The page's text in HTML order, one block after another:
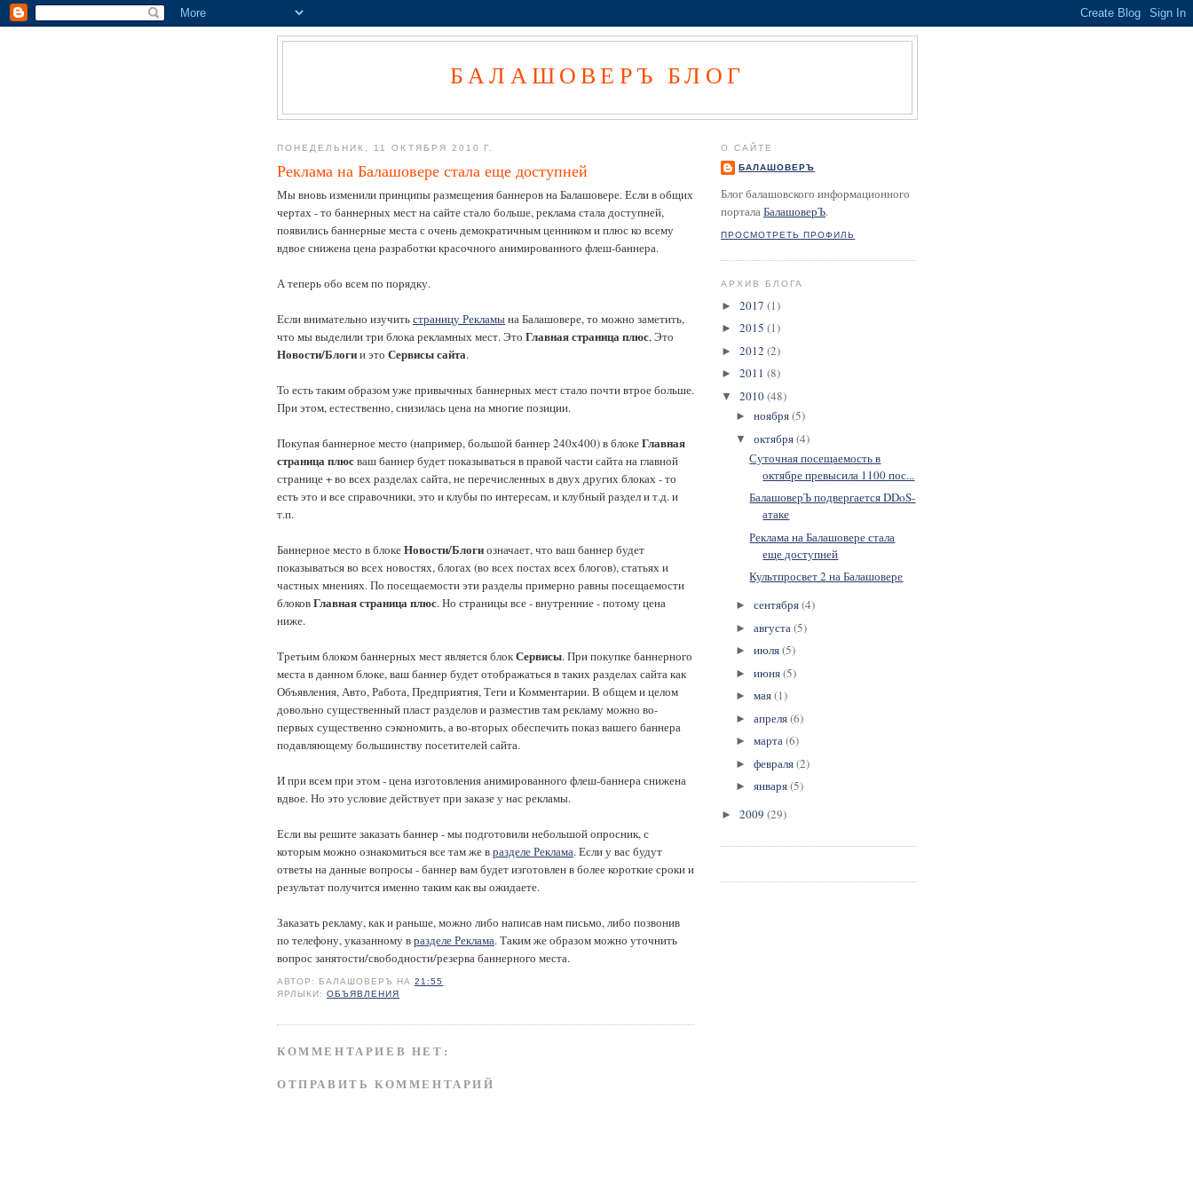
БАЛАШОВЕРЪ БЛОГ
ПОНЕДЕЛЬНИК, 11 ОКТЯБРЯ 2010 Г.
Реклама на Балашовере стала еще доступней
Мы вновь изменили принципы размещения баннеров на Балашовере. Если в общих
чертах - то баннерных мест на сайте стало больше, реклама стала доступней,
появились баннерные места с очень демократичным ценником и плюс ко всему
вдвое снижена цена разработки красочного анимированного флеш-баннера.
А теперь обо всем по порядку.
Если внимательно изучитьстраницу Рекламына Балашовере, то можно заметить,
что мы выделили три блока рекламных мест. Это Главная страница плюс, Это
Новости/Блогии это Сервисы сайта.
То есть таким образом уже привычных баннерных мест стало почти втрое больше.
При этом, естественно, снизилась цена на многие позиции.
Покупая баннерное место (например, большой баннер 240х400) в блокеГлавная
страница плюсваш баннер будет показываться в правой части сайта на главной
странице + во всех разделах сайта, не перечисленных в двух других блоках - то
есть это и все справочники, это и клубы по интересам, и клубный раздел и т.д. и
т.п.
Баннерное место в блокеНовости/Блогиозначает, что ваш баннер будет
показываться во всех новостях, блогах (во всех постах всех блогов), статьях и
частных мнениях. По посещаемости эти разделы примерно равны посещаемости
блоковГлавная страница плюс. Но страницы все - внутренние - потому цена
ниже.
Третьим блоком баннерных мест является блокСервисы. При покупке баннерного
места в данном блоке, ваш баннер будет отображаться в таких разделах сайта как
Объявления, Авто, Работа, Предприятия, Теги и Комментарии. В общем и целом
довольно существенный пласт разделов и разместив там рекламу можно во-
первых существенно сэкономить, а во-вторых обеспечить показ вашего баннера
подавляющему большинству посетителей сайта.
И при всем при этом - цена изготовления анимированного флеш-баннера снижена
вдвое. Но это условие действует при заказе у нас рекламы.
Если вы решите заказать баннер - мы подготовили небольшой опросник, с
которым можно ознакомиться все там же вразделе Реклама. Если у вас будут
ответы на данные вопросы - баннер вам будет изготовлен в более короткие сроки и
результат получится именно таким как вы ожидаете.
Заказать рекламу, как и раньше, можно либо написав нам письмо, либо позвонив
по телефону, указанному вразделе Реклама. Таким же образом можно уточнить
вопрос занятости/свободности/резерва баннерного места.
АВТОР: БАЛАШОВЕРЪ НА21:55
ЯРЛЫКИ:ОБЪЯВЛЕНИЯ
КОММЕНТАРИЕВ НЕТ:
ОТПРАВИТЬ КОММЕНТАРИЙ
О САЙТЕ
БАЛАШОВЕРЪ
Блог балашовского информационного
порталаБалашоверЪ.
ПРОСМОТРЕТЬ ПРОФИЛЬ
АРХИВ БЛОГА
► 2017 (1)
► 2015 (1)
► 2012 (2)
► 2011 (8)
▼ 2010(48)
► ноября(5)
▼ октября(4)
Суточная посещаемость в
октябре превысила 1100 пос...
БалашоверЪ подвергается DDoS-
атаке
Реклама на Балашовере стала
еще доступней
Культпросвет 2 на Балашовере
► сентября(4)
► августа(5)
► июля(5)
► июня(5)
► мая(1)
► апреля(6)
► марта(6)
► февраля(2)
► января(5)
► 2009 (29)